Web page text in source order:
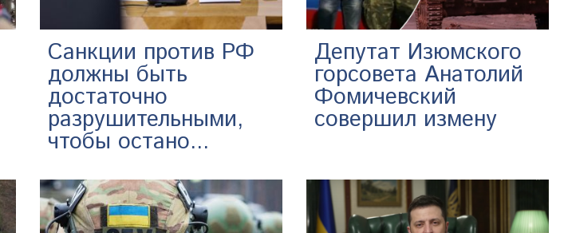
Санкции против РФ
должны быть
достаточно
разрушительными,
чтобы остано...
Депутат Изюмского
горсовета Анатолий
Фомичевский
совершил измену